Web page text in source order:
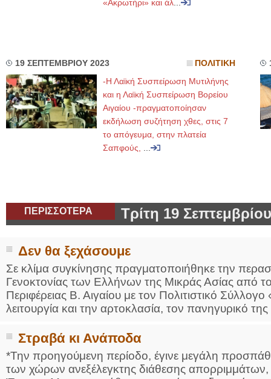
«Ακρωτήρι» και άλ
19 ΣΕΠΤΕΜΒΡΙΟΥ 2023 ΠΟΛΙΤΙΚΗ
-Η Λαϊκή Συσπείρωση Μυτιλήνης
και η Λαϊκή Συσπείρωση Βορείου
Αιγαίου -πραγματοποίησαν
εκδήλωση συζήτηση χθες, στις 7
το απόγευμα, στην πλατεία
Σαπφούς,
ΠΕΡΙΣΣΟΤΕΡΑ Τρίτη 19
Δεν θα ξεχάσουμε
Σε κλίμα συγκίνησης πραγματοποιήθηκε την
Γενοκτονίας των Ελλήνων της Μικράς Ασίας από
Περιφέρειας Β. Αιγαίου με τον Πολιτιστικό
λειτουργία και την αρτοκλασία, τον πανηγυρικό
Στραβά κι Ανάποδα
*Την προηγούμενη περίοδο, έγινε μεγάλη
των χώρων ανεξέλεγκτης διάθεσης